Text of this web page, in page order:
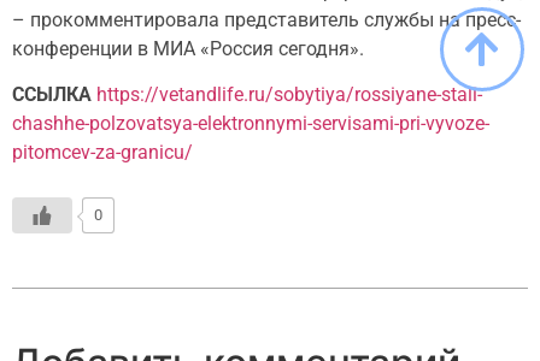
– прокомментировала представитель службы на пресс-
конференции в МИА «Россия сегодня».
ССЫЛКА https://vetandlife.ru/sobytiya/rossiyane-stali-
chashhe-polzovatsya-elektronnymi-servisami-pri-vyvoze-
pitomcev-za-granicu/
0